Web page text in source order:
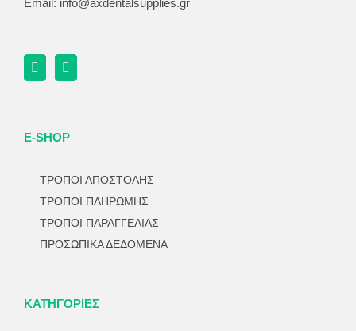
E-SHOP
ΤΡΟΠΟΙ ΑΠΟΣΤΟΛΗΣ
ΤΡΟΠΟΙ ΠΛΗΡΩΜΗΣ
ΤΡΟΠΟΙ ΠΑΡΑΓΓΕΛΙΑΣ
ΠΡΟΣΩΠΙΚΑ ΔΕΔΟΜΕΝΑ
ΚΑΤΗΓΟΡΊΕΣ